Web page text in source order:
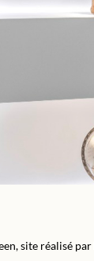
site réalisé par